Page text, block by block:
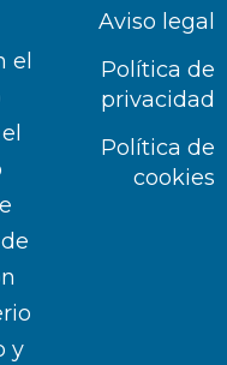
el
y
Aviso legal
Política de
privacidad
Política de
cookies